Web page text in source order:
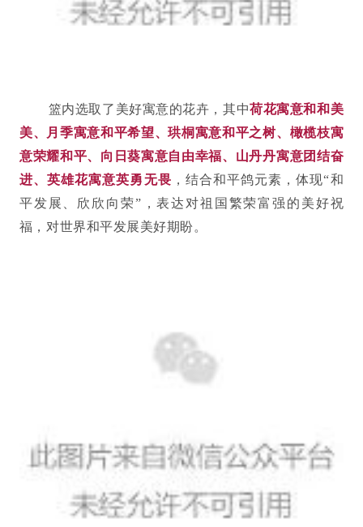
篮内选取了美好寓意的花卉，其中荷花寓意和和美
美、月季寓意和平希望、珙桐寓意和平之树、橄榄枝寓
意荣耀和平、向日葵寓意自由幸福、山丹丹寓意团结奋
进、英雄花寓意英勇无畏 ，结合和平鸽元素，体现“和
平发展、欣欣向荣”，表达对祖国繁荣富强的美好祝
福，对世界和平发展美好期盼。